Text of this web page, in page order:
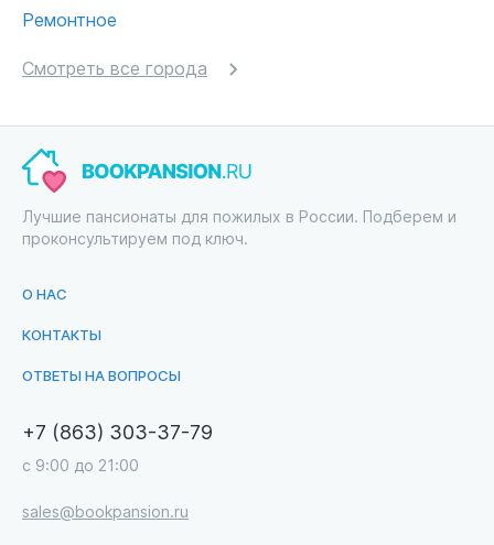
Ремонтное
Смотреть все города
Лучшие пансионаты для пожилых в России. Подберем и
проконсультируем под ключ.
О НАС
КОНТАКТЫ
ОТВЕТЫ НА ВОПРОСЫ
+7 (863) 303-37-79
с 9:00 до 21:00
sales@bookpansion.ru